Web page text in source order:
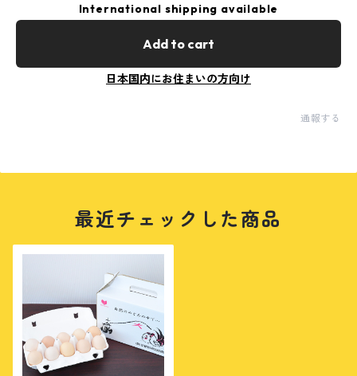
International shipping available
Add to cart
日本国内にお住まいの方向け
通報する
最近チェックした商品